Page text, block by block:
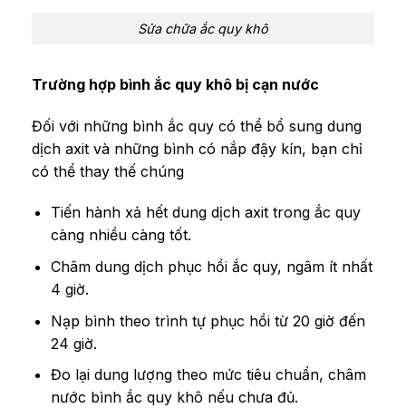
Sửa chữa ắc quy khô
Trường hợp bình ắc quy khô bị cạn nước
Đối với những bình ắc quy có thể bổ sung dung
dịch axit và những bình có nắp đậy kín, bạn chỉ
có thể thay thế chúng
Tiến hành xả hết dung dịch axit trong ắc quy
càng nhiều càng tốt.
Châm dung dịch phục hồi ắc quy, ngâm ít nhất
4 giờ.
Nạp bình theo trình tự phục hồi từ 20 giờ đến
24 giờ.
Đo lại dung lượng theo mức tiêu chuẩn, châm
nước bình ắc quy khô nếu chưa đủ.